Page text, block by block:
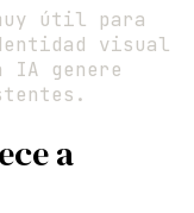
útil para
visual
genere
a